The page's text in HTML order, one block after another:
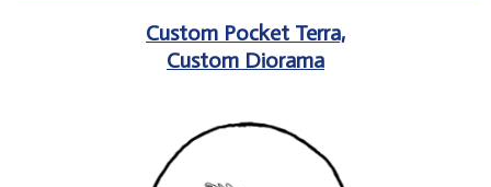
Custom Pocket Terra,
Custom Diorama